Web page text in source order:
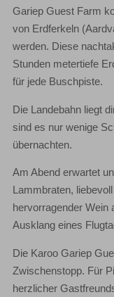
Gariep Guest Farm
von Erdferkeln
werden. Diese
Stunden metertiefe
für jede Buschpiste.
Die Landebahn liegt
sind es nur wenige
übernachten.
Am Abend erwartet
Lammbraten,
hervorragender Wein
Ausklang eines
Die Karoo Gariep
Zwischenstopp. Für
herzlicher